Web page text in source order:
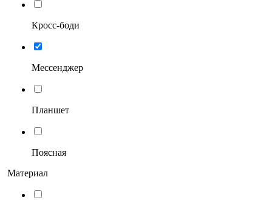
Кросс-боди
Мессенджер
Планшет
Поясная
Материал